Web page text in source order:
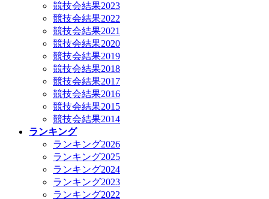
競技会結果2023
競技会結果2022
競技会結果2021
競技会結果2020
競技会結果2019
競技会結果2018
競技会結果2017
競技会結果2016
競技会結果2015
競技会結果2014
ランキング
ランキング2026
ランキング2025
ランキング2024
ランキング2023
ランキング2022